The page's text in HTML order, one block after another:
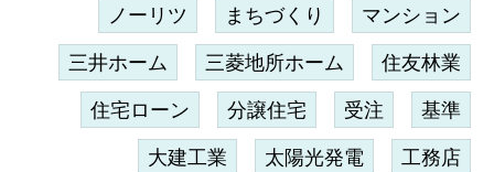
ノーリツ まちづくり マンション
三井ホーム 三菱地所ホーム 住友林業
住宅ローン 分譲住宅 受注 基準
大建工業 太陽光発電 工務店